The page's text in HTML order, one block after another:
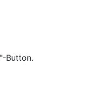
Button.